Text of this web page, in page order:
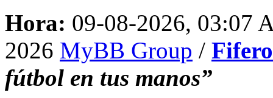
Hora: 09-08-2026, 03:07
2026 MyBB Group /
fútbol en tus manos”